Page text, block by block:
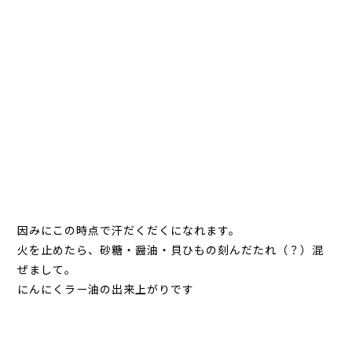
因みにこの時点で汗だくだくになれます。
火を止めたら、砂糖・醤油・貝ひもの刻んだたれ（？）混
ぜまして。
にんにくラー油の出来上がりです